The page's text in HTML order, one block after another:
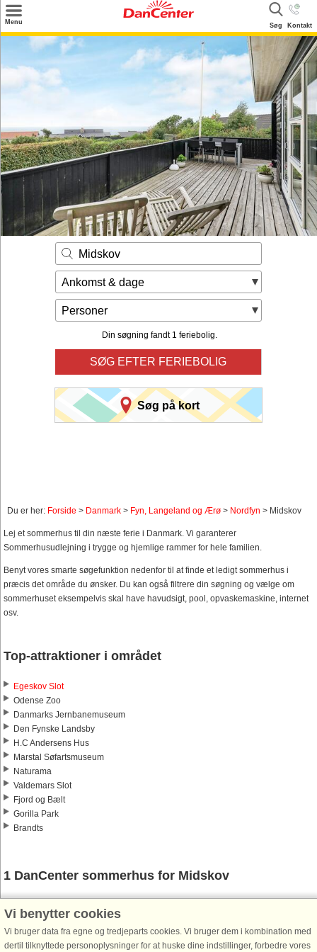
Menu Søg Kontakt
Tilbud
Inspiration
Info
Kontakt
Udlejning af sommerhus
Ejer
Midskov
Ankomst & dage
Personer
Din søgning fandt 1 feriebolig.
SØG EFTER FERIEBOLIG
Søg på kort
Du er her: Forside > Danmark > Fyn, Langeland og Ærø > Nordfyn > Midskov
Lej et sommerhus til din næste ferie i Danmark. Vi garanterer
Sommerhusudlejning i trygge og hjemlige rammer for hele familien.
Benyt vores smarte søgefunktion nedenfor til at finde et ledigt sommerhus i
præcis det område du ønsker. Du kan også filtrere din søgning og vælge om
sommerhuset eksempelvis skal have havudsigt, pool, opvaskemaskine, internet
osv.
Top-attraktioner i området
Egeskov Slot
Odense Zoo
Danmarks Jernbanemuseum
Den Fynske Landsby
H.C Andersens Hus
Marstal Søfartsmuseum
Naturama
Valdemars Slot
Fjord og Bælt
Gorilla Park
Brandts
1 DanCenter sommerhus for Midskov
Vi benytter cookies
Vi bruger data fra egne og tredjeparts cookies. Vi bruger dem i kombination med
dertil tilknyttede personoplysninger for at huske dine indstillinger, forbedre vores